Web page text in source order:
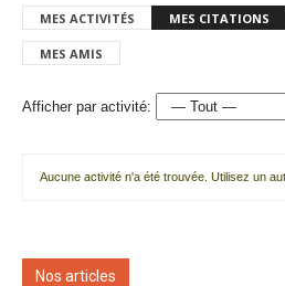
MES ACTIVITÉS MES CITATIONS
MES AMIS
Afficher par activité:
Aucune activité n'a été trouvée. Utilisez un
Nos articles